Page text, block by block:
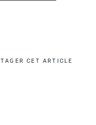
CET ARTICLE